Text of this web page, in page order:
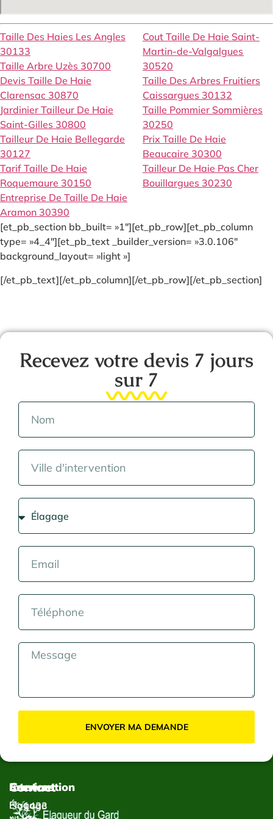
Taille Des Haies Les Angles
30133
Taille Arbre Uzès 30700
Devis Taille De Haie
Clarensac 30870
Jardinier Tailleur De Haie
Saint-Gilles 30800
Tailleur De Haie Bellegarde
30127
Tarif Taille De Haie
Roquemaure 30150
Entreprise De Taille De Haie
Aramon 30390
Cout Taille De Haie Saint-
Martin-de-Valgalgues
30520
Taille Des Arbres Fruitiers
Caissargues 30132
Taille Pommier Sommières
30250
Prix Taille De Haie
Beaucaire 30300
Tailleur De Haie Pas Cher
Bouillargues 30230
[et_pb_section bb_built= »1″][et_pb_row][et_pb_column
type= »4_4″][et_pb_text _builder_version= »3.0.106″
background_layout= »light »]
[/et_pb_text][/et_pb_column][/et_pb_row][/et_pb_section]
Recevez votre devis 7 jours
sur 7
ENVOYER MA DEMANDE
Services
Élagage
Intervention
Élagage
Contact
1433